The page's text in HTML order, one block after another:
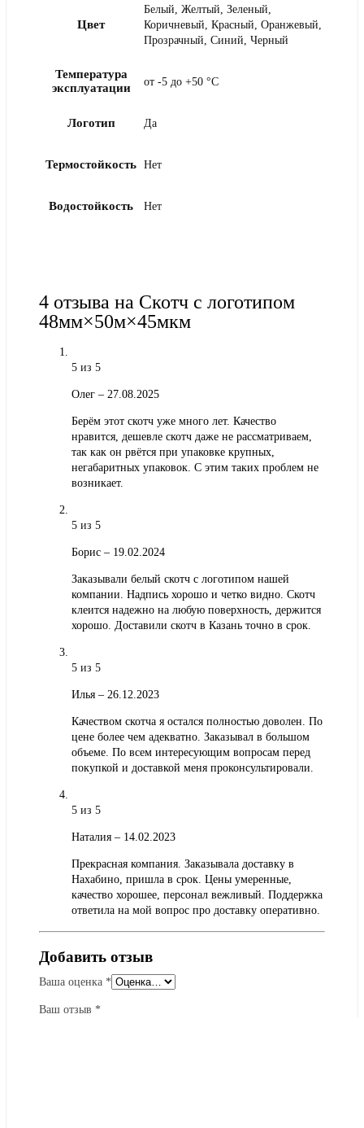
Цвет
Белый, Желтый, Зеленый,
Коричневый, Красный, Оранжевый,
Прозрачный, Синий, Черный
Температура
эксплуатации
от -5 до +50 °С
Логотип Да
Термостойкость Нет
Водостойкость Нет
4 отзыва на Скотч с логотипом
48мм×50м×45мкм
5 из 5
Олег – 27.08.2025
Берём этот скотч уже много лет. Качество
нравится, дешевле скотч даже не рассматриваем,
так как он рвётся при упаковке крупных,
негабаритных упаковок. С этим таких проблем не
возникает.
5 из 5
Борис – 19.02.2024
Заказывали белый скотч с логотипом нашей
компании. Надпись хорошо и четко видно. Скотч
клеится надежно на любую поверхность, держится
хорошо. Доставили скотч в Казань точно в срок.
5 из 5
Илья – 26.12.2023
Качеством скотча я остался полностью доволен. По
цене более чем адекватно. Заказывал в большом
объеме. По всем интересующим вопросам перед
покупкой и доставкой меня проконсультировали.
5 из 5
Наталия – 14.02.2023
Прекрасная компания. Заказывала доставку в
Нахабино, пришла в срок. Цены умеренные,
качество хорошее, персонал вежливый. Поддержка
ответила на мой вопрос про доставку оперативно.
Добавить отзыв
Ваша оценка *
Ваш отзыв *